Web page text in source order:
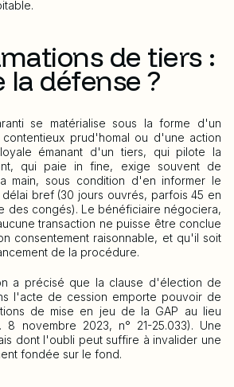
de tiers :
la défense ?
se matérialise sous la forme d'un
prud'homal ou d'une action
émanant d'un tiers, qui pilote la
qui paie in fine, exige souvent de
main, sous condition d'en informer le
bref (30 jours ouvrés, parfois 45 en
des congés). Le bénéficiaire négociera,
transaction ne puisse être conclue
consentement raisonnable, et qu'il soit
de la procédure.
a précisé que la clause d'élection de
l'acte de cession emporte pouvoir de
de mise en jeu de la GAP au lieu
8 novembre 2023, n° 21-25.033). Une
dont l'oubli peut suffire à invalider une
fondée sur le fond.